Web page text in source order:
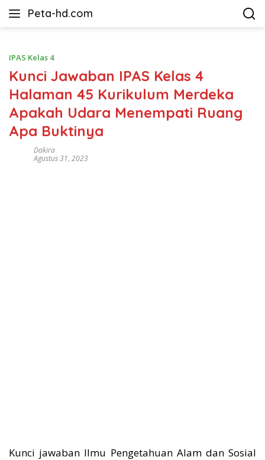
Peta-hd.com
Kumpulan
HD
IPAS Kelas 4
Kunci Jawaban IPAS Kelas 4
Halaman 45 Kurikulum Merdeka
Apakah Udara Menempati Ruang
Apa Buktinya
Dakira
Agustus 31, 2023
Kunci jawaban Ilmu Pengetahuan Alam dan Sosial